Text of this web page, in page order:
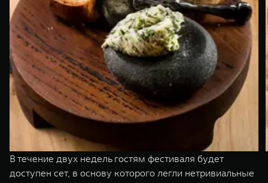
В течение двух недель гостям фестиваля будет
доступен сет, в основу которого легли нетривиальные